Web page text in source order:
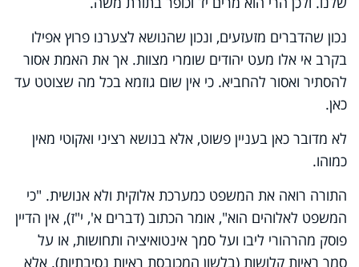
נכון שהדברים מזעזעים, ונכון שהנושא לצערנו פרוץ אפילו
בקרב אי אלו מעט יהודים שומרי מצוות. אך את האמת אסור
להסתיר ואסור להחביא. כי אין שום גוזמא בכל מה שצוטט עד
כאן.
לא מדובר כאן בעניין פשוט, אלא בנושא רציני ואקוטי מאין
כמוהו.
התורה רואה את המשפט כמערכת אלוקית ולא אנושית. "כי
המשפט לאלוהים הוא", אומר הכתוב (דברים א', י"ז), אין הדיין
פוסק מהרהורי ליבו ועל סמך אינטואיציה ותחושות, או על
סמך ראיות קלושות (בלשון המכובסת ראיות נסיבתיות). אלא